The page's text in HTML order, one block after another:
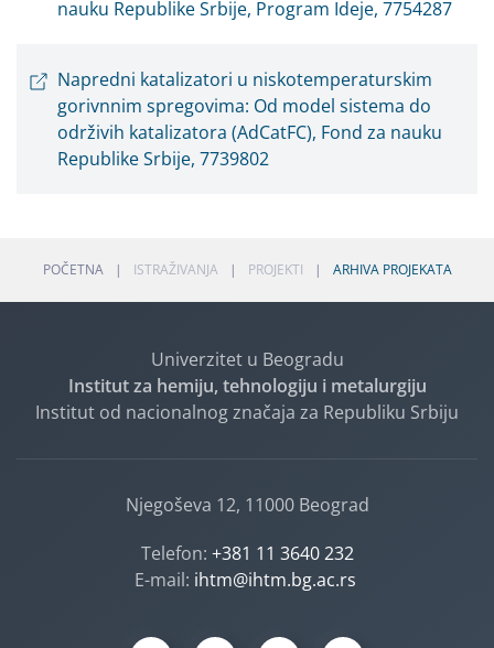
nauku Republike Srbije, Program Ideje, 7754287
Napredni katalizatori u niskotemperaturskim
gorivnnim spregovima: Od model sistema do
održivih katalizatora (AdCatFC), Fond za nauku
Republike Srbije, 7739802
POČETNA ISTRAŽIVANJA PROJEKTI ARHIVA PROJEKATA
Univerzitet u Beogradu
Institut za hemiju, tehnologiju i metalurgiju
Institut od nacionalnog značaja za Republiku Srbiju
Njegoševa 12, 11000 Beograd
Telefon: +381 11 3640 232
E-mail: ihtm@ihtm.bg.ac.rs